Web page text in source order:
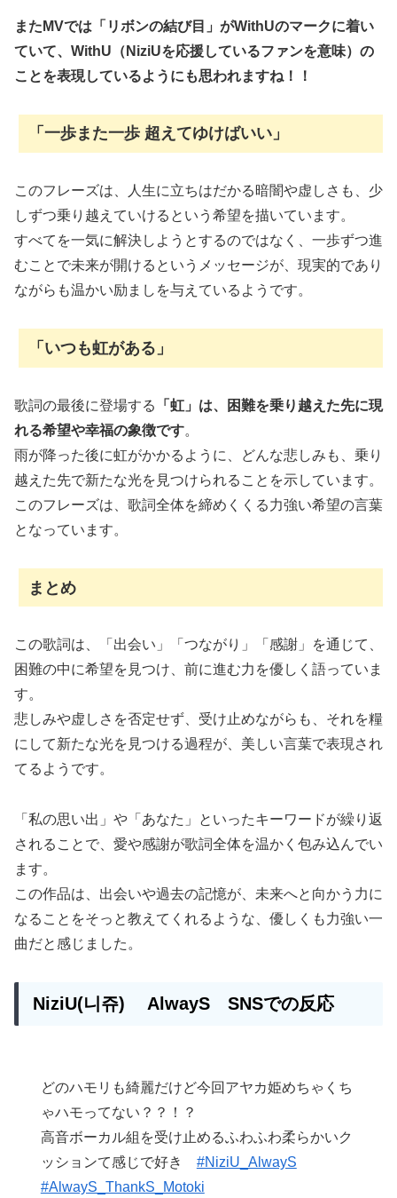
またMVでは「リボンの結び目」がWithUのマークに着い
ていて、WithU（NiziUを応援しているファンを意味）の
ことを表現しているようにも思われますね！！
「一歩また一歩 超えてゆけばいい」
このフレーズは、人生に立ちはだかる暗闇や虚しさも、少
しずつ乗り越えていけるという希望を描いています。
すべてを一気に解決しようとするのではなく、一歩ずつ進
むことで未来が開けるというメッセージが、現実的であり
ながらも温かい励ましを与えているようです。
「いつも虹がある」
歌詞の最後に登場する
「虹」は、困難を乗り越えた先に現
れる希望や幸福の象徴です。
雨が降った後に虹がかかるように、どんな悲しみも、乗り
越えた先で新たな光を見つけられることを示しています。
このフレーズは、歌詞全体を締めくくる力強い希望の言葉
となっています。
まとめ
この歌詞は、「出会い」「つながり」「感謝」を通じて、
困難の中に希望を見つけ、前に進む力を優しく語っていま
す。
悲しみや虚しさを否定せず、受け止めながらも、それを糧
にして新たな光を見つける過程が、美しい言葉で表現され
てるようです。
「私の思い出」や「あなた」といったキーワードが繰り返
されることで、愛や感謝が歌詞全体を温かく包み込んでい
ます。
この作品は、出会いや過去の記憶が、未来へと向かう力に
なることをそっと教えてくれるような、優しくも力強い一
曲だと感じました。
NiziU(니쥬) AlwayS SNSでの反応
どのハモリも綺麗だけど今回アヤカ姫めちゃくち
ゃハモってない？？！？
高音ボーカル組を受け止めるふわふわ柔らかいク
ッションて感じで好き #NiziU_AlwayS
#AlwayS_ThankS_Motoki